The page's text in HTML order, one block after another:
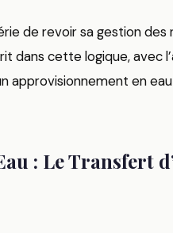
de revoir sa gestion des
dans cette logique, avec
approvisionnement en
: Le Transfert